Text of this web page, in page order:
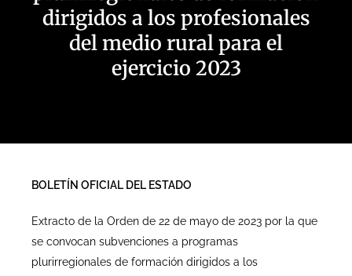
dirigidos a los profesionales
del medio rural para el
ejercicio 2023
BOLETÍN OFICIAL DEL ESTADO
Extracto de la Orden de 22 de mayo de 2023 por la que
se convocan subvenciones a programas
plurirregionales de formación dirigidos a los